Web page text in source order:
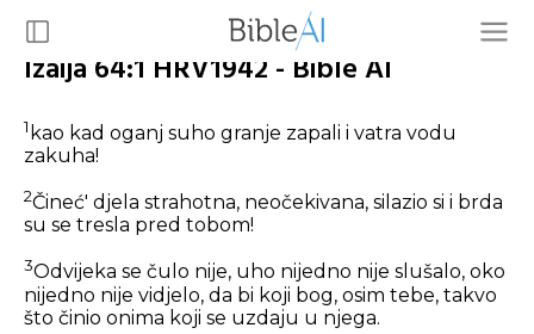
Izaija 64:1 HRV1942 - Bible AI
1 kao kad oganj suho granje zapali i vatra vodu
zakuha!
2Čineć' djela strahotna, neočekivana, silazio si i brda
su se tresla pred tobom!
3Odvijeka se čulo nije, uho nijedno nije slušalo, oko
nijedno nije vidjelo, da bi koji bog, osim tebe, takvo
što činio onima koji se uzdaju u njega.